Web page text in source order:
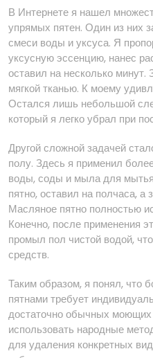
В Интернете я нашел
упрямых пятен. Один из них
смеси воды и уксуса. Я
уксусную эссенцию, нанес
оставил на несколько минут.
мягкой тканью. К моему
Остался лишь небольшой
который я легко убрал при
Другой сложной задачей
полу. Здесь я применил
воды, соды и мыла для
пятно, оставил на полчаса, а
Масляное пятно полностью
Конечно, после применения
промыл пол чистой водой,
средств.
Таким образом, я понял, что
пятнами требует
достаточно обычных моющих
использовать народные
для удаления конкретных